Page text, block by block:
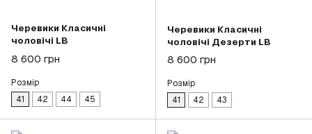
Черевики Класичні
чоловічі LB
8 600 грн
Розмір
41
42 44 45
Черевики Класичні
чоловічі Дезерти LB
8 600 грн
Розмір
41
42 43